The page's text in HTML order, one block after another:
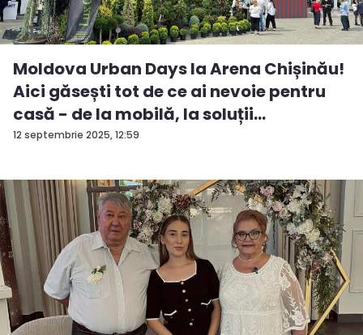
12 septembrie 2025, 12:59
Moldova Urban Days la Arena Chișinău!
Aici găsești tot de ce ai nevoie pentru
casă - de la mobilă, la soluții
ingenioas...